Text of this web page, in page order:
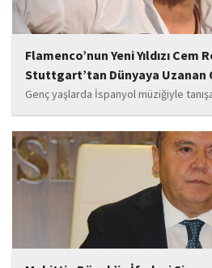
Flamenco’nun Yeni Yıldızı Cem
Stuttgart’tan Dünyaya Uzanan
Genç yaşlarda İspanyol müziğiyle
flamenco kültürünün büyüleyici
kendisini bu alana yönlendirdi. Saatler
teknik gelişim ve müziğe olan tutkusu,